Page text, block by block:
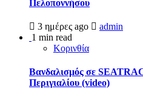
Πελοποννήσου
3 ημέρες ago
admin
1 min read
Κορινθία
Βανδαλισμός σε
Περιγιαλίου (video)